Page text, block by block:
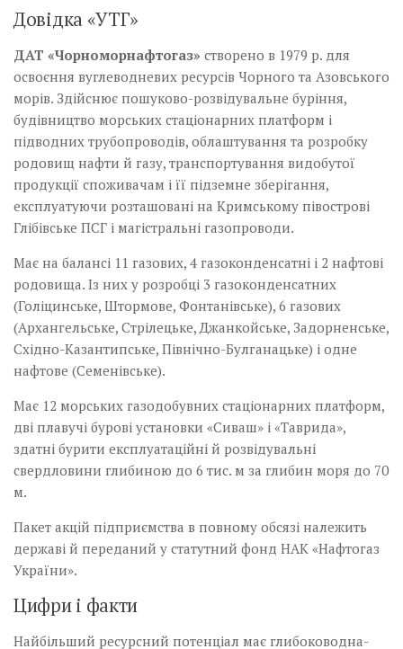
Довідка «УТГ»
ДАТ «Чорноморнафтогаз» створено в 1979 р. для
освоєння вуглеводневих ресурсів Чорного та Азовського
морів. Здійснює пошуково-розвідувальне буріння,
будівництво морських стаціонарних платформ і
підводних трубопроводів, облаштування та розробку
родовищ нафти й газу, транспортування видобутої
продукції споживачам і її підземне зберігання,
експлуатуючи розташовані на Кримському півострові
Глібівське ПСГ і магістральні газопроводи.
Має на балансі 11 газових, 4 газоконденсатні і 2 нафтові
родовища. Із них у розробці 3 газоконденсатних
(Голіцинське, Штормове, Фонтанівське), 6 газових
(Архангельське, Стрілецьке, Джанкойське, Задорненське,
Східно-Казантипське, Північно-Булганацьке) і одне
нафтове (Семенівське).
Має 12 морських газодобувних стаціонарних платформ,
дві плавучі бурові установки «Сиваш» і «Таврида»,
здатні бурити експлуатаційні й розвідувальні
свердловини глибиною до 6 тис. м за глибин моря до 70
м.
Пакет акцій підприємства в повному обсязі належить
державі й переданий у статутний фонд НАК «Нафтогаз
України».
Цифри і факти
Найбільший ресурсний потенціал має глибоководна­